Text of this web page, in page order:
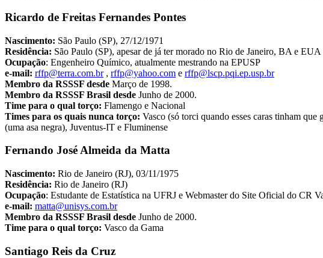
Ricardo de Freitas Fernandes Pontes
Nascimento: São Paulo (SP), 27/12/1971
Residência: São Paulo (SP), apesar de já ter morado no Rio de Janeiro, BA e EUA
Ocupação: Engenheiro Químico, atualmente mestrando na EPUSP
e-mail: rffp@terra.com.br, rffp@yahoo.com e rffp@lscp.pqi.ep.usp.br
Membro da RSSSF desde Março de 1998.
Membro da RSSSF Brasil desde Junho de 2000.
Time para o qual torço: Flamengo e Nacional
Times para os quais nunca torço: Vasco (só torci quando esses caras tinham
(uma asa negra), Juventus-IT e Fluminense
Fernando José Almeida da Matta
Nascimento: Rio de Janeiro (RJ), 03/11/1975
Residência: Rio de Janeiro (RJ)
Ocupação: Estudante de Estatística na UFRJ e Webmaster do Site Oficial do CR
e-mail: matta@unisys.com.br
Membro da RSSSF Brasil desde Junho de 2000.
Time para o qual torço: Vasco da Gama
Santiago Reis da Cruz